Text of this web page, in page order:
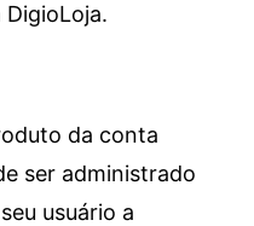
da conta
ser administrado
usuário a